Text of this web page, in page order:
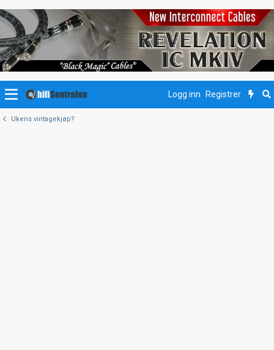
Logg inn Registrer
Ukens vintagekjøp?